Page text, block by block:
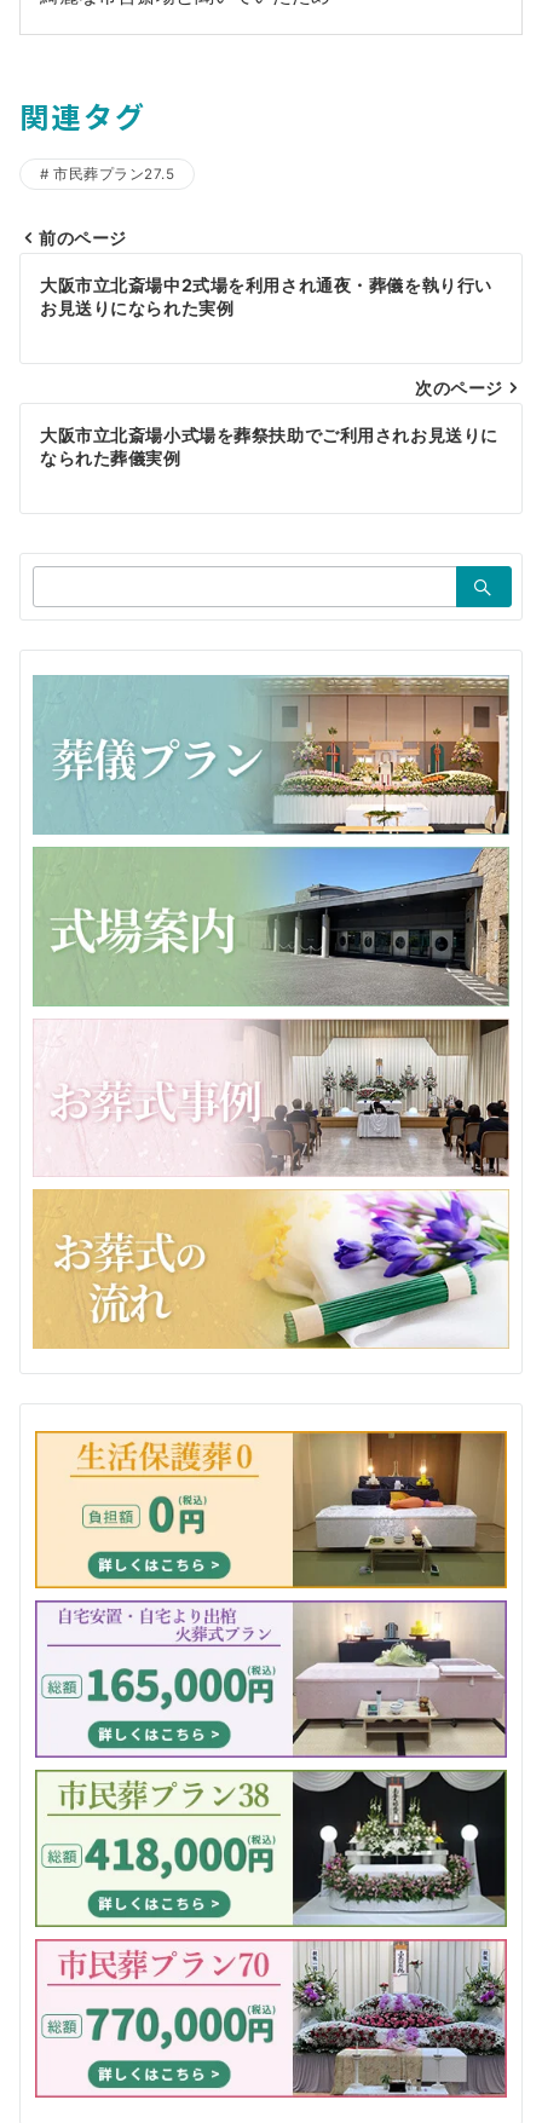
関連タグ
市民葬プラン27.5
投
稿
ナ
ビ
ゲ
シ
ョ
ン
前のページ
大阪市立北斎場中2式場を利用され通夜・葬儀を執り行い
お見送りになられた実例
次のページ
大阪市立北斎場小式場を葬祭扶助でご利用されお見送りに
なられた葬儀実例
索：